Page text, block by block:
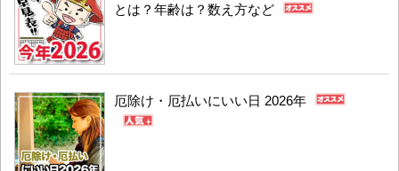
とは？年齢は？数え方など
厄除け・厄払いにいい日 2026年